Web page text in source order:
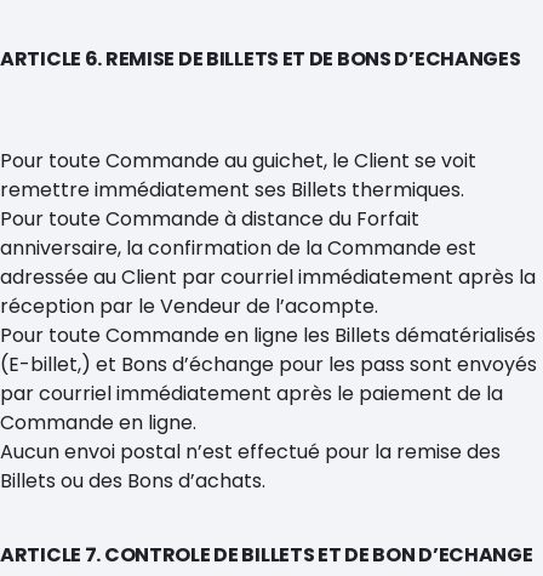
ARTICLE 6. REMISE DE BILLETS ET DE BONS D’ECHANGES
Pour toute Commande au guichet, le Client se voit
remettre immédiatement ses Billets thermiques.
Pour toute Commande à distance du Forfait
anniversaire, la confirmation de la Commande est
adressée au Client par courriel immédiatement après la
réception par le Vendeur de l’acompte.
Pour toute Commande en ligne les Billets dématérialisés
(E-billet,) et Bons d’échange pour les pass sont envoyés
par courriel immédiatement après le paiement de la
Commande en ligne.
Aucun envoi postal n’est effectué pour la remise des
Billets ou des Bons d’achats.
ARTICLE 7. CONTROLE DE BILLETS ET DE BON D’ECHANGE